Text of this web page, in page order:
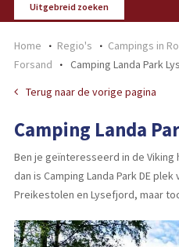
Uitgebreid zoeken
Home Regio's Campings in
Forsand
Camping Landa Park
Terug naar de vorige pagina
Camping Landa
Ben je geïnteresseerd in de
dan is Camping Landa Park DE
Preikestolen en Lysefjord, maar